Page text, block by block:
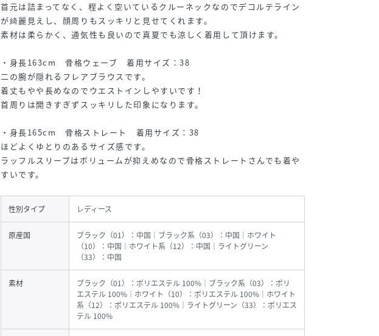
首元は詰まってなく、程よく空いているクルーネックなのでデコルテライン
が綺麗見えし、顔周りもスッキリと見せてくれます。
素材は柔らかく、通気性も良いので真夏でも涼しく着用して頂けます。
・身長163cm 骨格ウェーブ 着用サイズ：38
二の腕が隠れるフレアブラウスです。
着丈もやや長めなのでウエストインしやすいです！
首周りは開きすぎずスッキリした印象になります。
・身長165cm 骨格ストレート 着用サイズ：38
ほどよくゆとりのあるサイズ感です。
ラッフルスリーブはボリュームが抑えめなので骨格ストレートさんでも着や
すいです。
性別タイプ レディース
原産国
ブラック（01）：中国｜ブラック系（03）：中国｜ホワイト
（10）：中国｜ホワイト系（12）：中国｜ライトグリーン
（33）：中国
素材
ブラック（01）：ポリエステル 100%｜ブラック系（03）：ポリ
エステル 100%｜ホワイト（10）：ポリエステル 100%｜ホワイト
系（12）：ポリエステル 100%｜ライトグリーン（33）：ポリエス
テル 100%